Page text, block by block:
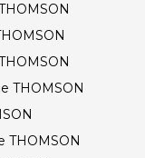
THOMSON
THOMSON